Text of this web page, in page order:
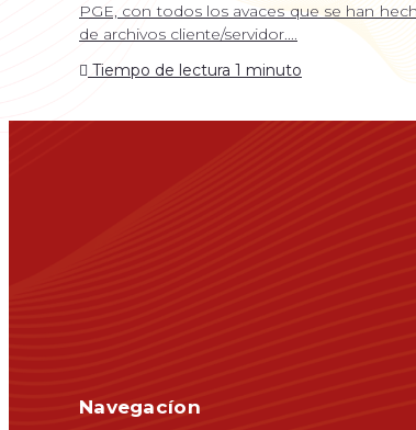
PGE, con todos los avaces que se han
de archivos cliente/servidor....
Tiempo de lectura 1 minuto
Navegacíon